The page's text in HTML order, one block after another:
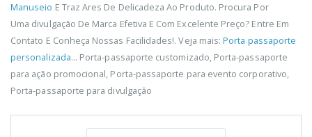
Manuseio E Traz Ares De Delicadeza Ao Produto. Procura Por
Uma divulgação De Marca Efetiva E Com Excelente Preço? Entre Em
Contato E Conheça Nossas Facilidades!. Veja mais:Porta passaporte
personalizada... Porta-passaporte customizado, Porta-passaporte
para ação promocional, Porta-passaporte para evento corporativo,
Porta-passaporte para divulgação